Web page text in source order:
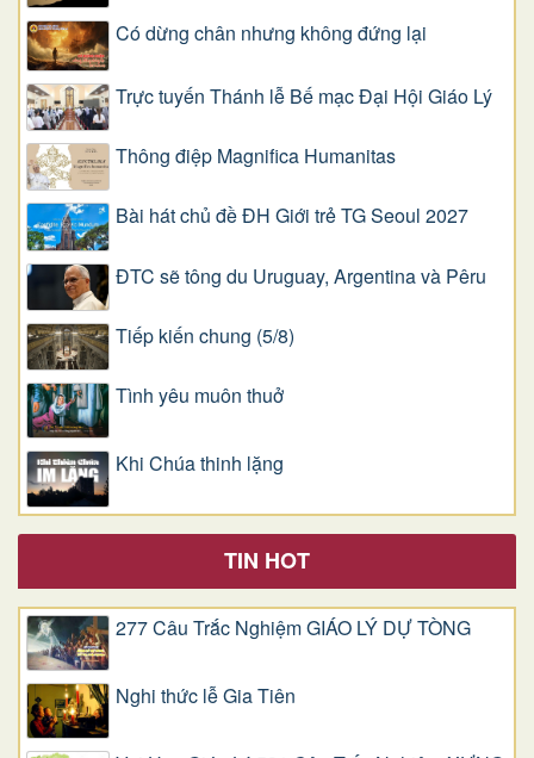
Có dừng chân nhưng không đứng lại
Trực tuyến Thánh lễ Bế mạc Đại Hội Giáo Lý
Thông điệp Magnifica Humanitas
Bài hát chủ đề ĐH Giới trẻ TG Seoul 2027
ĐTC sẽ tông du Uruguay, Argentina và Pêru
Tiếp kiến chung (5/8)
Tình yêu muôn thuở
Khi Chúa thinh lặng
TIN HOT
277 Câu Trắc Nghiệm GIÁO LÝ DỰ TÒNG
Nghi thức lễ Gia Tiên